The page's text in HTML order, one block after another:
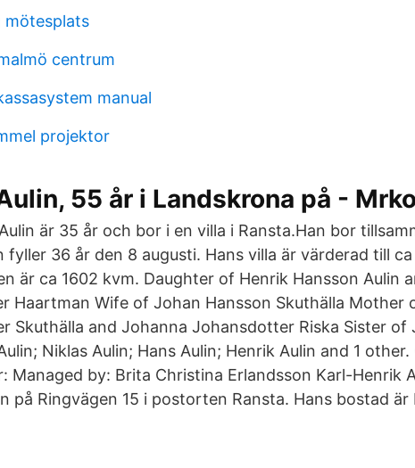
mötesplats
centrum
manual
projektor
55 år i Landskrona på -
är 35 år och bor i en villa i Ransta.Han bor
fyller 36 år den 8 augusti. Hans villa är värderad till
är ca 1602 kvm. Daughter of Henrik Hansson Aulin
Haartman Wife of Johan Hansson Skuthälla Mother
Skuthälla and Johanna Johansdotter Riska Sister of
Niklas Aulin; Hans Aulin; Henrik Aulin and 1
Managed by: Brita Christina Erlandsson Karl-Henrik
på Ringvägen 15 i postorten Ransta. Hans bostad är